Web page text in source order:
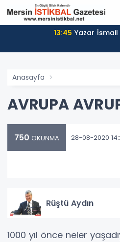
13:45 Yazar İsmail
Anasayfa
AVRUPA
750 OKUNMA 28-08-2020
Rüştü Aydın
1000 yıl önce neler